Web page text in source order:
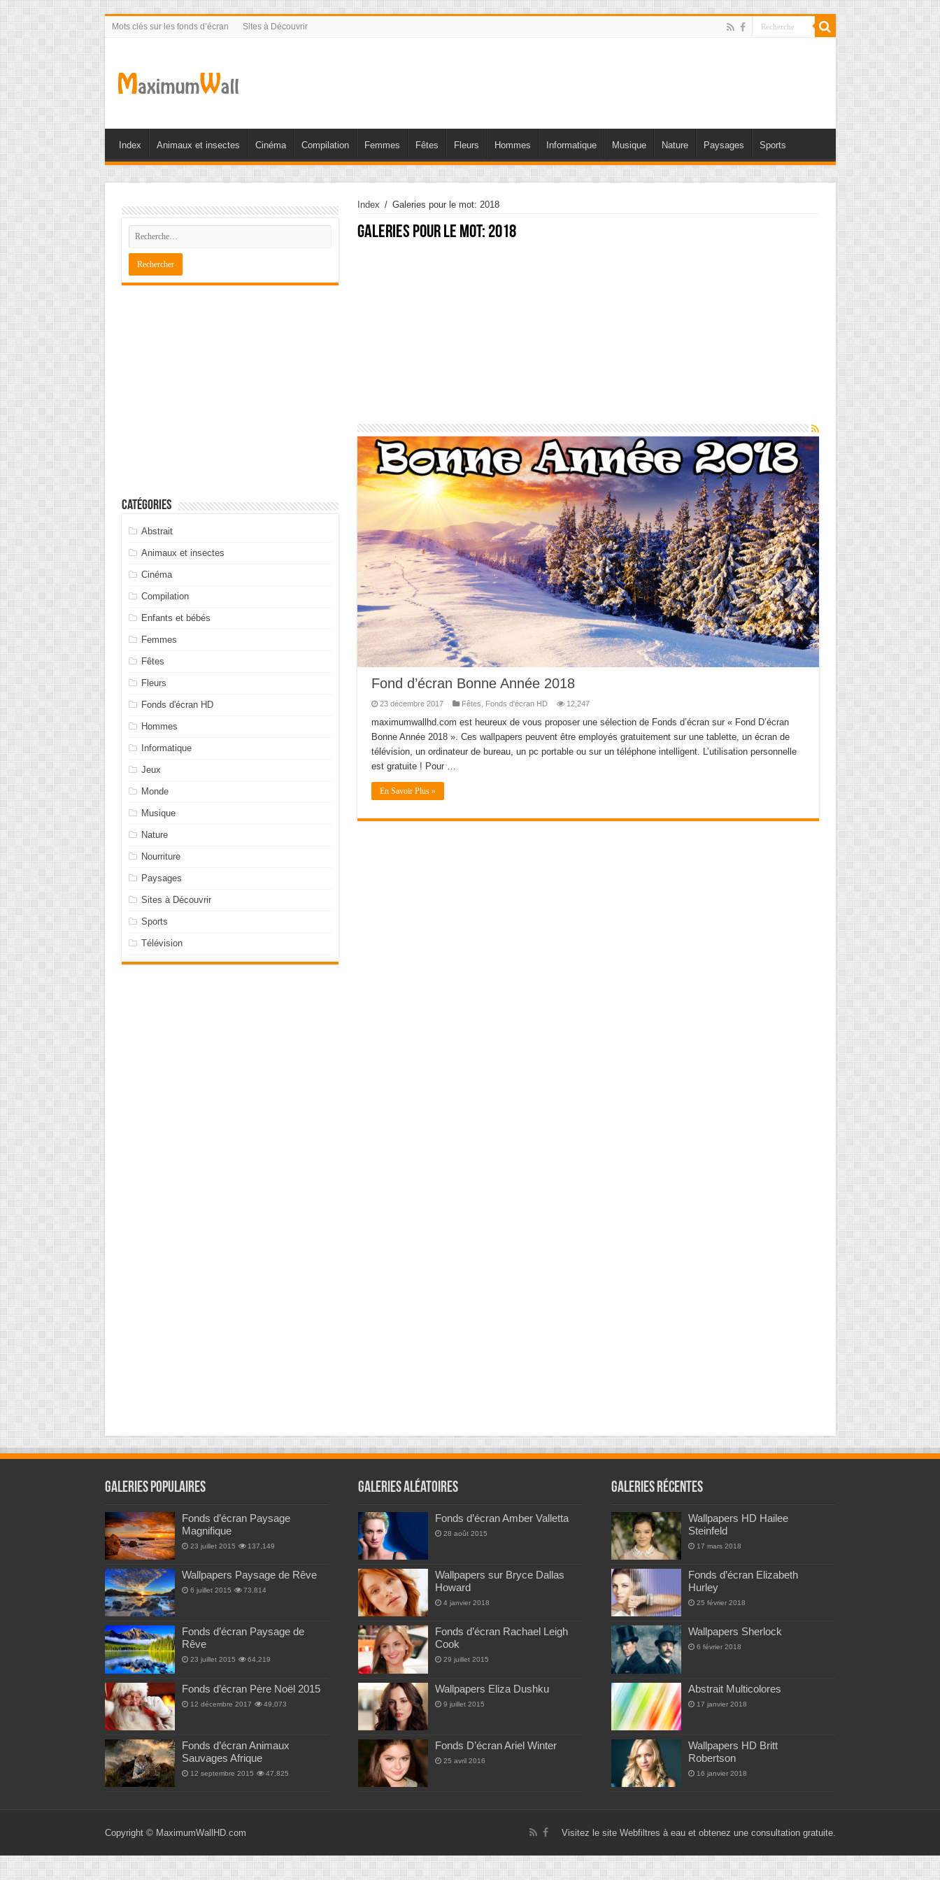
Mots clés sur les fonds d’écran Sites à Découvrir
Index Animaux et insectes Cinéma Compilation Femmes Fêtes Fleurs Hommes Informatique Musique Nature Paysages Sports
Index / Galeries pour le mot: 2018
Galeries pour le mot: 2018
Fond d’écran Bonne Année 2018
23 décembre 2017 Fêtes Fonds d'écran HD 12,247
maximumwallhd.com est heureux de vous proposer une sélection de Fonds d’écran sur « Fond D’écran
Bonne Année 2018 ». Ces wallpapers peuvent être employés gratuitement sur une tablette, un écran de
télévision, un ordinateur de bureau, un pc portable ou sur un téléphone intelligent. L’utilisation personnelle
est gratuite ! Pour …
En Savoir Plus »
Catégories
Abstrait
Animaux et insectes
Cinéma
Compilation
Enfants et bébés
Femmes
Fêtes
Fleurs
Fonds d'écran HD
Hommes
Informatique
Jeux
Monde
Musique
Nature
Nourriture
Paysages
Sites à Découvrir
Sports
Télévision
Galeries Populaires
Fonds d’écran Paysage
Magnifique
23 juillet 2015 137,149
Wallpapers Paysage de Rêve
6 juillet 2015 73,814
Fonds d’écran Paysage de
Rêve
23 juillet 2015 64,219
Fonds d’écran Père Noël 2015
12 décembre 2017 49,073
Fonds d’écran Animaux
Sauvages Afrique
12 septembre 2015 47,825
Galeries Aléatoires
Fonds d’écran Amber Valletta
28 août 2015
Wallpapers sur Bryce Dallas
Howard
4 janvier 2018
Fonds d’écran Rachael Leigh
Cook
29 juillet 2015
Wallpapers Eliza Dushku
9 juillet 2015
Fonds D’écran Ariel Winter
25 avril 2016
Galeries Récentes
Wallpapers HD Hailee
Steinfeld
17 mars 2018
Fonds d’écran Elizabeth
Hurley
25 février 2018
Wallpapers Sherlock
6 février 2018
Abstrait Multicolores
17 janvier 2018
Wallpapers HD Britt
Robertson
16 janvier 2018
Visitez le site Webfiltres à eauet obtenez une consultation gratuite.
Copyright © MaximumWallHD.com